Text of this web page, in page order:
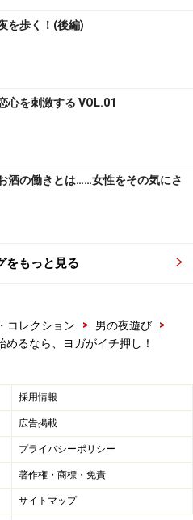
を歩く！(後編)
心を刺激する VOL.01
酒の働きとは……女性をその気にさ
をもっと見る
コレクション > 男の夜遊び
>
るなら、ヨガがイチ押し！
採用情報
広告掲載
プライバシーポリシー
著作権・商標・免責
サイトマップ